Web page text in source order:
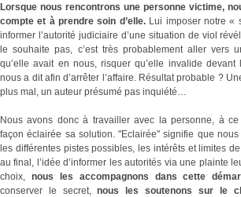
Lorsque nous rencontrons une personne victime,
compte et à prendre soin d’elle.Lui imposer notre «
informer l’autorité judiciaire d’une situation de viol
le souhaite pas, c’est très probablement aller vers
qu’elle avait en nous, risquer qu’elle invalide devant
nous a dit afin d’arrêter l’affaire. Résultat probable ?
plus mal, un auteur présumé pas inquiété…
Nous avons donc à travailler avec la personne, à
façon éclairée sa solution. "Eclairée" signifie que
les différentes pistes possibles, les intérêts et limites
au final, l’idée d’informer les autorités via une plainte
choix, nous les accompagnons dans cette
conserver le secret,nous les soutenons sur le